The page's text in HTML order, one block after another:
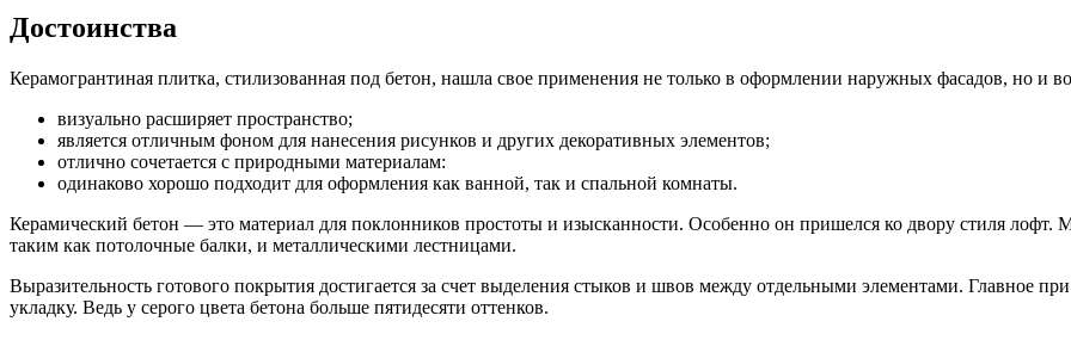
Достоинства
Керамогрантиная плитка, стилизованная под бетон, нашла свое применения не только в оформлении наружных фасадов, но и
визуально расширяет пространство;
является отличным фоном для нанесения рисунков и других декоративных элементов;
отлично сочетается с природными материалам:
одинаково хорошо подходит для оформления как ванной, так и спальной комнаты.
Керамический бетон — это материал для поклонников простоты и изысканности. Особенно он пришелся ко двору стиля лофт.
таким как потолочные балки, и металлическими лестницами.
Выразительность готового покрытия достигается за счет выделения стыков и швов между отдельными элементами. Главное
укладку. Ведь у серого цвета бетона больше пятидесяти оттенков.